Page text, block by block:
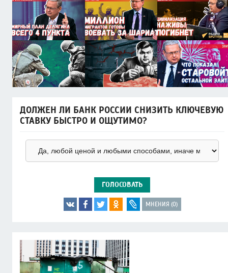
ДОЛЖЕН ЛИ БАНК РОССИИ СНИЗИТЬ КЛЮЧЕВУЮ
СТАВКУ БЫСТРО И ОЩУТИМО?
ГОЛОСОВАТЬ
МНЕНИЯ (0)